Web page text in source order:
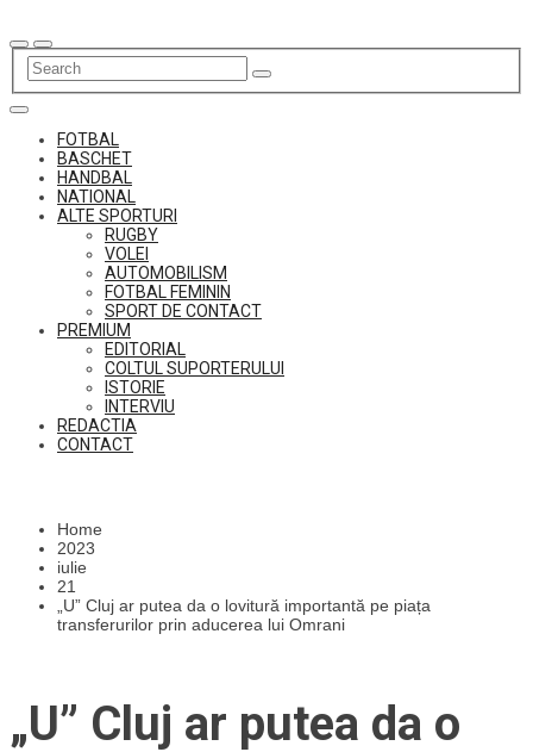
to
content
FOTBAL
BASCHET
HANDBAL
NATIONAL
ALTE SPORTURI
RUGBY
VOLEI
AUTOMOBILISM
FOTBAL FEMININ
SPORT DE CONTACT
PREMIUM
EDITORIAL
COLTUL SUPORTERULUI
ISTORIE
INTERVIU
REDACTIA
CONTACT
Home
2023
iulie
21
„U” Cluj ar putea da o lovitură importantă pe piața
transferurilor prin aducerea lui Omrani
„U” Cluj ar putea da o